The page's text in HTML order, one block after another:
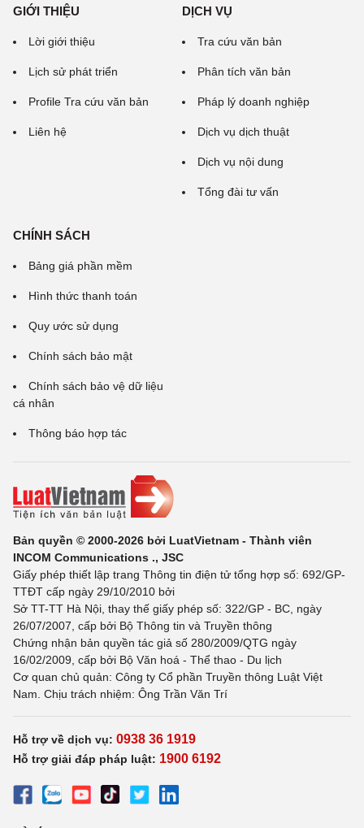
GIỚI THIỆU
Lời giới thiệu
Lịch sử phát triển
Profile Tra cứu văn bản
Liên hệ
DỊCH VỤ
Tra cứu văn bản
Phân tích văn bản
Pháp lý doanh nghiệp
Dịch vụ dịch thuật
Dịch vụ nội dung
Tổng đài tư vấn
CHÍNH SÁCH
Bảng giá phần mềm
Hình thức thanh toán
Quy ước sử dụng
Chính sách bảo mật
Chính sách bảo vệ dữ liệu
cá nhân
Thông báo hợp tác
Bản quyền © 2000-2026 bởi LuatVietnam - Thành viên
INCOM Communications ., JSC
Giấy phép thiết lập trang Thông tin điện tử tổng hợp số: 692/GP-
TTĐT cấp ngày 29/10/2010 bởi
Sở TT-TT Hà Nội, thay thế giấy phép số: 322/GP - BC, ngày
26/07/2007, cấp bởi Bộ Thông tin và Truyền thông
Chứng nhận bản quyền tác giả số 280/2009/QTG ngày
16/02/2009, cấp bởi Bộ Văn hoá - Thể thao - Du lịch
Cơ quan chủ quản: Công ty Cổ phần Truyền thông Luật Việt
Nam. Chịu trách nhiệm: Ông Trần Văn Trí
Hỗ trợ về dịch vụ: 0938 36 1919
Hỗ trợ giải đáp pháp luật: 1900 6192